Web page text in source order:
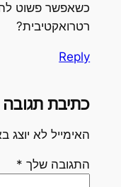
כשאפשר פשוט
רטרואקטיבית?
Reply
כתיבת תגובה
האימייל לא יוצג
התגובה שלך *